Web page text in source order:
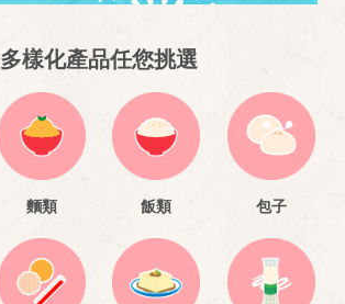
多樣化產品任您挑選
麵類 飯類 包子